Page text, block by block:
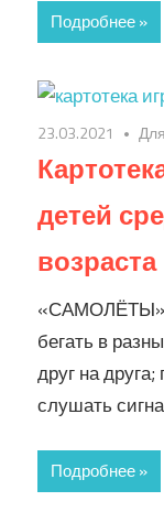
Подробнее »
23.03.2021
детей
возраста
«САМОЛЁТЫ»
бегать в
друг на
слушать
Подробнее »